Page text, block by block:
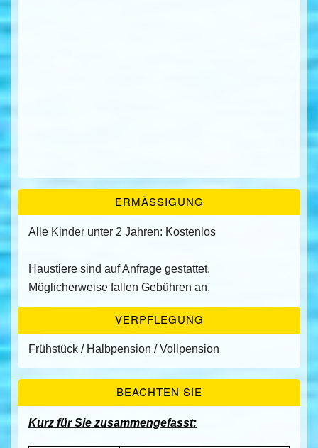
ERMÄSSIGUNG
Alle Kinder unter 2 Jahren: Kostenlos
Haustiere sind auf Anfrage gestattet.
Möglicherweise fallen Gebühren an.
VERPFLEGUNG
Frühstück / Halbpension / Vollpension
BEACHTEN SIE
Kurz für Sie zusammengefasst: